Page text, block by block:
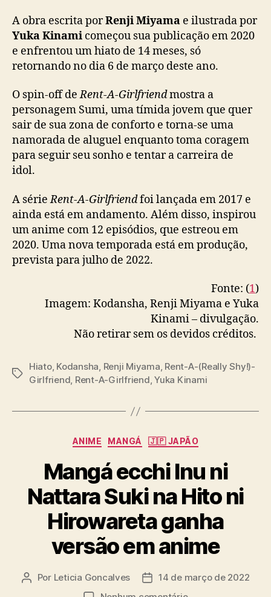
y
!
-
i
l
f
r
i
d
v
l
t
h
i
a
A obra escrita porRenji Miyama e ilustrada por
Yuka Kinami começou sua publicação em 2020
e enfrentou um hiato de 14 meses, só
retornando no dia 6 de março deste ano.
O spin-off deRent-A-Girlfriendmostra a
personagem Sumi, uma tímida jovem que quer
sair de sua zona de conforto e torna-se uma
namorada de aluguel enquanto toma coragem
para seguir seu sonho e tentar a carreira de
idol.
A sérieRent-A-Girlfriendfoi lançada em 2017 e
ainda está em andamento. Além disso, inspirou
um anime com 12 episódios, que estreou em
2020. Uma nova temporada está em produção,
prevista para julho de 2022.
Fonte: (1)
Imagem: Kodansha, Renji Miyama e Yuka
Kinami – divulgação.
Não retirar sem os devidos créditos.
T
s
Hiato, Kodansha, Renji Miyama, Rent-A-(Really Shy!)-
Girlfriend, Rent-A-Girlfriend,Yuka Kinami
C
t
e
g
o
r
i
a
ANIME MANGÁ 🇯🇵 JAPÃO
Mangá ecchi Inu ni
Nattara Suki na Hito ni
Hirowareta ganha
versão em anime
A Por Leticia Goncalves
D 14 de março de 2022